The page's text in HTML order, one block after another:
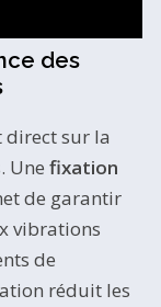
des
sur la
Une fixation
de garantir
vibrations
de
réduit les